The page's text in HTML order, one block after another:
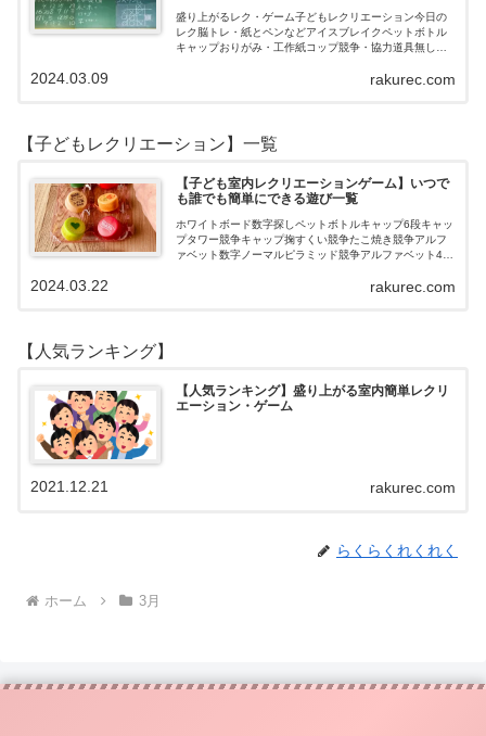
盛り上がるレク・ゲーム子どもレクリエーション今日の
レク脳トレ・紙とペンなどアイスブレイクペットボトル
キャップおりがみ・工作紙コップ競争・協力道具無し・
ロおはじき体操スライム脳トレ無料素材Yo…rakurec.com
2024.03.09
【子どもレクリエーション】一覧
【子ども室内レクリエーションゲーム】いつで
も誰でも簡単にできる遊び一覧
ホワイトボード数字探しペットボトルキャップ6段キャッ
プタワー競争キャップ掬すくい競争たこ焼き競争アルフ
ァベット数字ノーマルピラミッド競争アルファベット4段
rakurec.com
2024.03.22
【人気ランキング】
【人気ランキング】盛り上がる室内簡単レクリ
エーション・ゲーム
rakurec.com
2021.12.21
らくらくれくれく
ホーム 3月